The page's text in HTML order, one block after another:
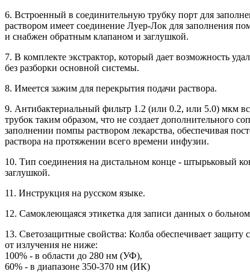
6. Встроенный в соединительную трубку порт для
раствором имеет соединение Луер-Лок для заполнения
и снабжен обратным клапаном и заглушкой.
7. В комплекте экстрактор, который дает возможность
без разборки основной системы.
8. Имеется зажим для перекрытия подачи раствора.
9. Антибактериальный фильтр 1.2 (или 0.2, или 5.0) мкм
трубок таким образом, что не создает дополнительного
заполнении помпы раствором лекарства, обеспечивая
раствора на протяжении всего времени инфузии.
10. Тип соединения на дистальном конце - штырьковый
заглушкой.
11. Инструкция на русском языке.
12. Самоклеющаяся этикетка для записи данных о
13. Светозащитные свойства: Колба обеспечивает защиту
от излучения не ниже:
100% - в области до 280 нм (УФ),
60% - в диапазоне 350-370 нм (ИК)